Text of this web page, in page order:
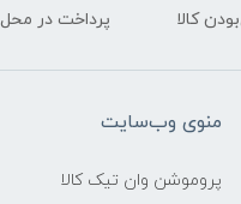
کالا پرداخت در محل
منوی وب‌سایت
پروموشن وان تیک کالا